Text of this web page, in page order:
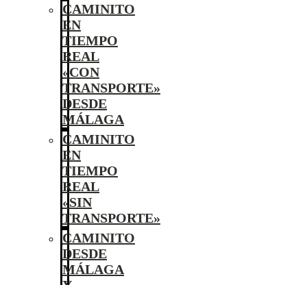
CAMINITO
EN
TIEMPO
REAL
«CON
TRANSPORTE»
DESDE
MÁLAGA
CAMINITO
EN
TIEMPO
REAL
«SIN
TRANSPORTE»
CAMINITO
DESDE
MÁLAGA